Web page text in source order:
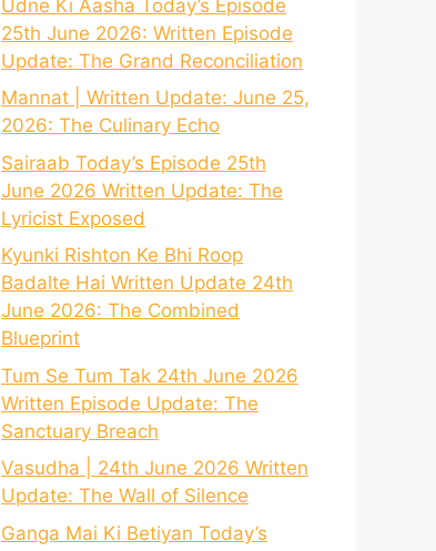
Udne Ki Aasha Today’s Episode
25th June 2026: Written Episode
Update: The Grand Reconciliation
Mannat | Written Update: June 25,
2026: The Culinary Echo
Sairaab Today’s Episode 25th
June 2026 Written Update: The
Lyricist Exposed
Kyunki Rishton Ke Bhi Roop
Badalte Hai Written Update 24th
June 2026: The Combined
Blueprint
Tum Se Tum Tak 24th June 2026
Written Episode Update: The
Sanctuary Breach
Vasudha | 24th June 2026 Written
Update: The Wall of Silence
Ganga Mai Ki Betiyan Today’s